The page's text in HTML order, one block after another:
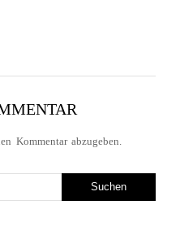
Kommentar abzugeben.